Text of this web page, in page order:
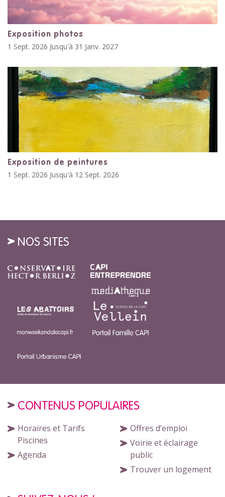
Exposition photos
1 Sept. 2026 Jusqu'à 31 Janv. 2027
Exposition de peintures
1 Sept. 2026 Jusqu'à 12 Sept. 2026
NOS SITES
CONTENUS POPULAIRES
Horaires et Tarifs
Piscines
Agenda
Offres d’emploi
Voirie et éclairage
public
Trouver un logement